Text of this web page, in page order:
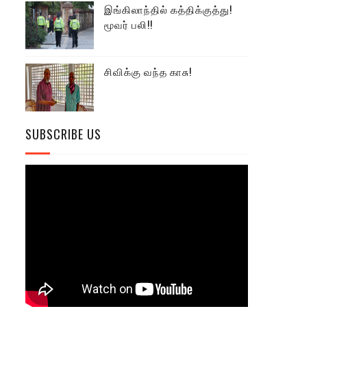
இங்கிலாந்தில் கத்திக்குத்து!
மூவர் பலி!!
சிவிக்கு வந்த காசு!
SUBSCRIBE US